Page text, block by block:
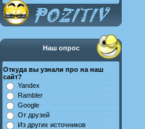
Наш опрос
Откуда вы узнали про на наш
сайт?
Yandex
Rambler
Google
От друзей
Из других источников